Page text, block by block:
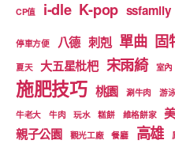
CP值 i-dle K-pop ssfamily
停車方便 八德 刺剋 單曲 固
夏天
大五星枇杷 宋雨綺 室內
施肥技巧 桃園 涮牛肉 游
牛老大 牛肉 玩水 糕餅 維格餅家
親子公園
觀光工廠 餐廳 高雄